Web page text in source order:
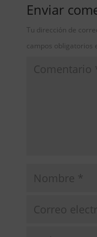
Enviar
Tu dirección de
campos obligatorios